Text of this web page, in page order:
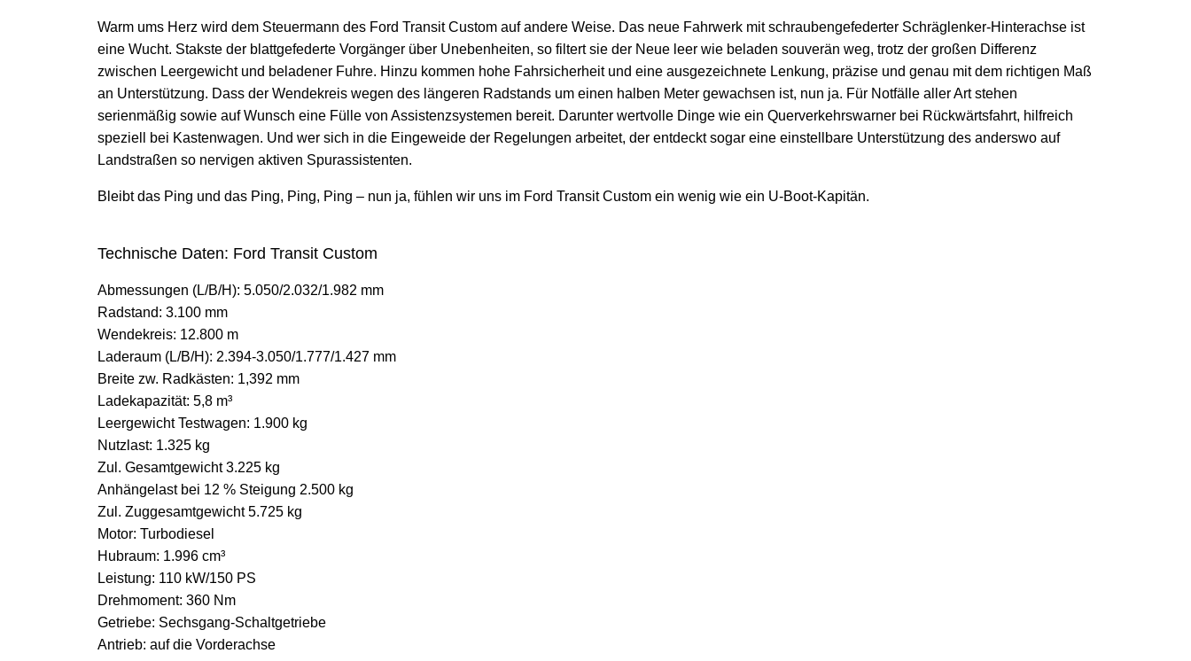
Warm ums Herz wird dem Steuermann des Ford Transit Custom auf andere Weise. Das neue Fahrwerk mit schraubengefederter Schräglenker-Hinterachse ist
eine Wucht. Stakste der blattgefederte Vorgänger über Unebenheiten, so filtert sie der Neue leer wie beladen souverän weg, trotz der großen Differenz
zwischen Leergewicht und beladener Fuhre. Hinzu kommen hohe Fahrsicherheit und eine ausgezeichnete Lenkung, präzise und genau mit dem richtigen Maß
an Unterstützung. Dass der Wendekreis wegen des längeren Radstands um einen halben Meter gewachsen ist, nun ja. Für Notfälle aller Art stehen
serienmäßig sowie auf Wunsch eine Fülle von Assistenzsystemen bereit. Darunter wertvolle Dinge wie ein Querverkehrswarner bei Rückwärtsfahrt, hilfreich
speziell bei Kastenwagen. Und wer sich in die Eingeweide der Regelungen arbeitet, der entdeckt sogar eine einstellbare Unterstützung des anderswo auf
Landstraßen so nervigen aktiven Spurassistenten.
Bleibt das Ping und das Ping, Ping, Ping – nun ja, fühlen wir uns im Ford Transit Custom ein wenig wie ein U-Boot-Kapitän.
Technische Daten: Ford Transit Custom
Abmessungen (L/B/H): 5.050/2.032/1.982 mm
Radstand: 3.100 mm
Wendekreis: 12.800 m
Laderaum (L/B/H): 2.394-3.050/1.777/1.427 mm
Breite zw. Radkästen: 1,392 mm
Ladekapazität: 5,8 m³
Leergewicht Testwagen: 1.900 kg
Nutzlast: 1.325 kg
Zul. Gesamtgewicht 3.225 kg
Anhängelast bei 12 % Steigung 2.500 kg
Zul. Zuggesamtgewicht 5.725 kg
Motor: Turbodiesel
Hubraum: 1.996 cm³
Leistung: 110 kW/150 PS
Drehmoment: 360 Nm
Getriebe: Sechsgang-Schaltgetriebe
Antrieb: auf die Vorderachse